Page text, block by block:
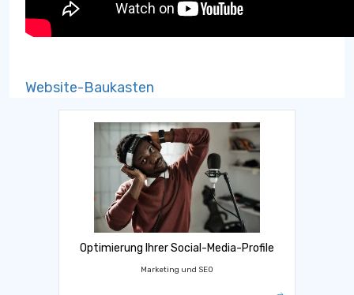
Website-Baukasten
Optimierung Ihrer Social-Media-Profile
Marketing und SEO